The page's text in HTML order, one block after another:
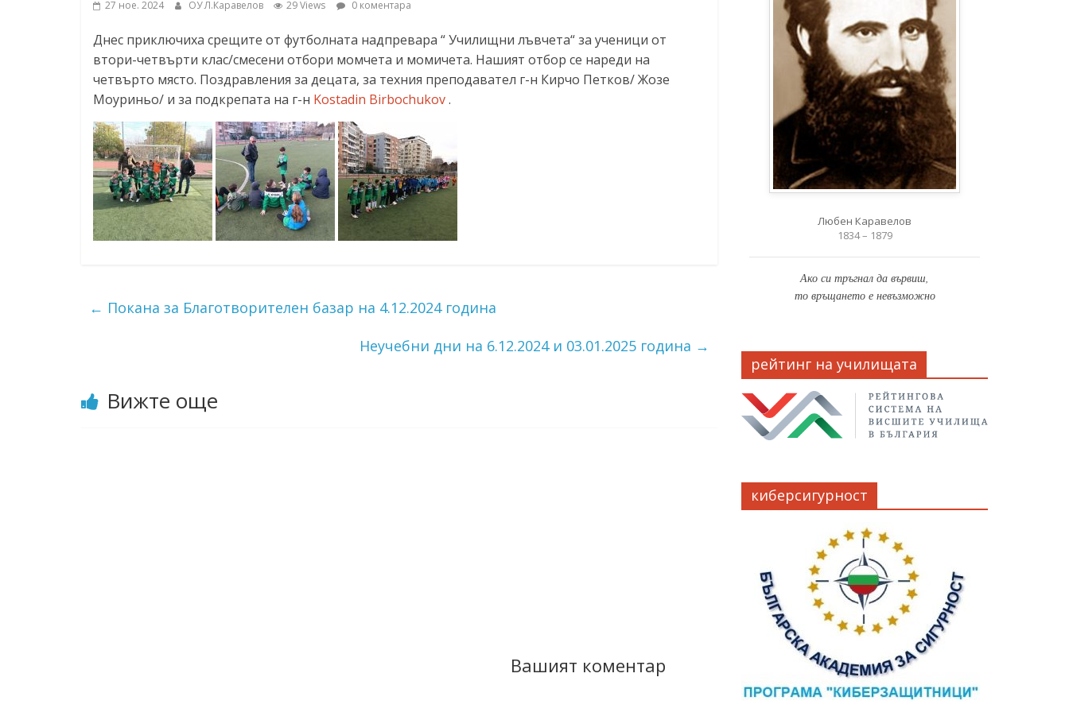
ресурси (ЦРЧР)
27 ное. 2024 ОУ Л.Каравелов 29 Views 0 коментара
Днес приключиха срещите от футболната надпревара “ Училищни лъвчета“ за ученици от
втори-четвърти клас/смесени отбори момчета и момичета. Нашият отбор се нареди на
четвърто място. Поздравления за децата, за техния преподавател г-н Кирчо Петков/ Жозе
Моуриньо/ и за подкрепата на г-н Kostadin Birbochukov.
← Покана за Благотворителен базар на 4.12.2024 година
Неучебни дни на 6.12.2024 и 03.01.2025 година →
Вижте още
Вашият коментар
Любен Каравелов
1834 – 1879
Ако си тръгнал да вървиш,
то връщането е невъзможно
рейтинг на училищата
киберсигурност